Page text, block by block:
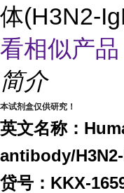
体(H3N2-
看相似产
简介
本试剂盒仅供研究！
英文名称：
antibody/
贷号：KKX-